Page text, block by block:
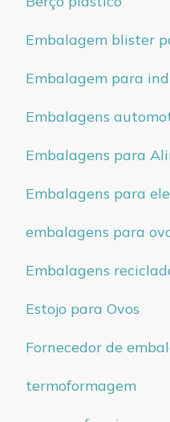
Embalagem blister
Embalagem para
Embalagens
Embalagens para
Embalagens para
embalagens para
Embalagens
Estojo para Ovos
Fornecedor de
termoformagem